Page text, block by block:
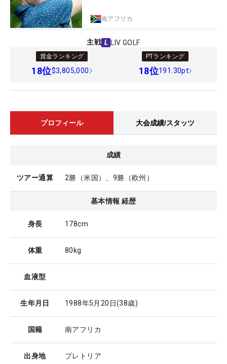
南アフリカ
主戦 LIV GOLF
賞金ランキング
18位$3,805,000
PTランキング
18位191.30pt
プロフィール 大会成績/スタッツ
成績
ツアー通算 2勝（米国）、9勝（欧州）
基本情報 経歴
身長 178cm
体重 80kg
血液型
生年月日 1988年5月20日(38歳)
国籍 南アフリカ
出身地 プレトリア